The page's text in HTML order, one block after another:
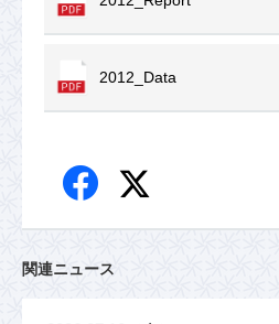
2012_Data
関連ニュース